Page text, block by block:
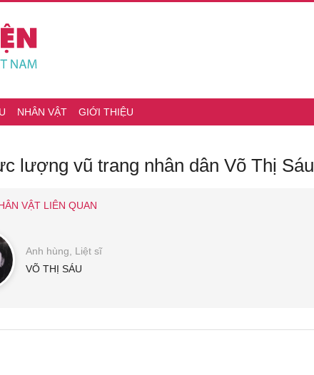
NHÂN VẬT GIỚI THIỆU
lượng vũ trang nhân dân Võ Thị Sáu
VẬT LIÊN QUAN
Anh hùng, Liệt sĩ
VÕ THỊ SÁU